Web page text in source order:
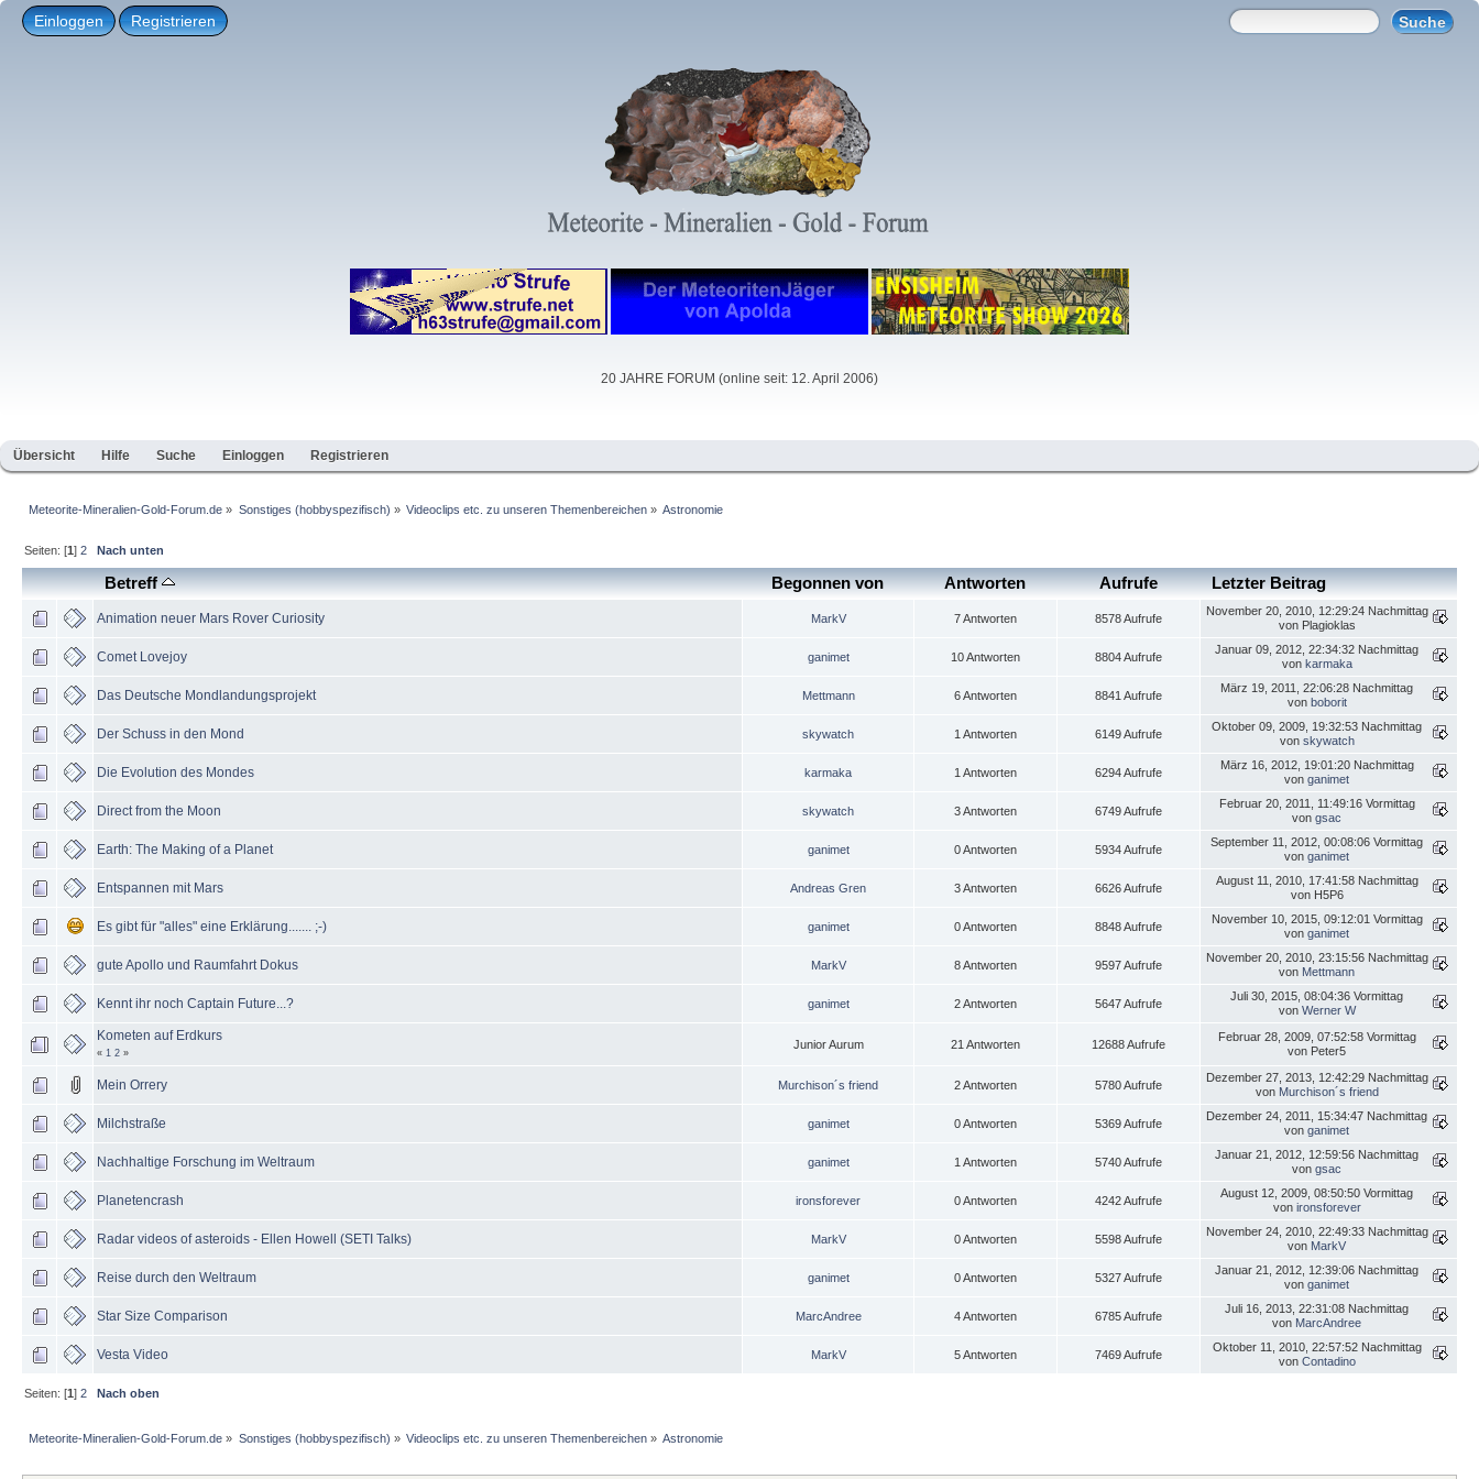
Einloggen Registrieren
20 JAHRE FORUM (online seit: 12. April 2006)
Übersicht Hilfe Suche Einloggen Registrieren
Meteorite-Mineralien-Gold-Forum.de » Sonstiges (hobbyspezifisch) » Videoclips etc. zu unseren Themenbereichen» Astronomie
Seiten: [1]2 Nach unten
Betreff Begonnen von Antworten Aufrufe Letzter Beitrag
Animation neuer Mars Rover Curiosity MarkV 7 Antworten 8578 Aufrufe
November 20, 2010, 12:29:24 Nachmittag
von Plagioklas
Comet Lovejoy ganimet 10 Antworten 8804 Aufrufe
Januar 09, 2012, 22:34:32 Nachmittag
von karmaka
Das Deutsche Mondlandungsprojekt Mettmann 6 Antworten 8841 Aufrufe
März 19, 2011, 22:06:28 Nachmittag
von boborit
Der Schuss in den Mond skywatch 1 Antworten 6149 Aufrufe
Oktober 09, 2009, 19:32:53 Nachmittag
von skywatch
Die Evolution des Mondes karmaka 1 Antworten 6294 Aufrufe
März 16, 2012, 19:01:20 Nachmittag
von ganimet
Direct from the Moon skywatch 3 Antworten 6749 Aufrufe
Februar 20, 2011, 11:49:16 Vormittag
von gsac
Earth: The Making of a Planet ganimet 0 Antworten 5934 Aufrufe
September 11, 2012, 00:08:06 Vormittag
von ganimet
Entspannen mit Mars Andreas Gren 3 Antworten 6626 Aufrufe
August 11, 2010, 17:41:58 Nachmittag
von H5P6
Es gibt für "alles" eine Erklärung....... ;-) ganimet 0 Antworten 8848 Aufrufe
November 10, 2015, 09:12:01 Vormittag
von ganimet
gute Apollo und Raumfahrt Dokus MarkV 8 Antworten 9597 Aufrufe
November 20, 2010, 23:15:56 Nachmittag
von Mettmann
Kennt ihr noch Captain Future...? ganimet 2 Antworten 5647 Aufrufe
Juli 30, 2015, 08:04:36 Vormittag
von Werner W
Kometen auf Erdkurs
« 1 2 »
Junior Aurum 21 Antworten 12688 Aufrufe
Februar 28, 2009, 07:52:58 Vormittag
von Peter5
Mein Orrery Murchison´s friend 2 Antworten 5780 Aufrufe
Dezember 27, 2013, 12:42:29 Nachmittag
von Murchison´s friend
Milchstraße ganimet 0 Antworten 5369 Aufrufe
Dezember 24, 2011, 15:34:47 Nachmittag
von ganimet
Nachhaltige Forschung im Weltraum ganimet 1 Antworten 5740 Aufrufe
Januar 21, 2012, 12:59:56 Nachmittag
von gsac
Planetencrash ironsforever 0 Antworten 4242 Aufrufe
August 12, 2009, 08:50:50 Vormittag
von ironsforever
Radar videos of asteroids - Ellen Howell (SETI Talks) MarkV 0 Antworten 5598 Aufrufe
November 24, 2010, 22:49:33 Nachmittag
von MarkV
Reise durch den Weltraum ganimet 0 Antworten 5327 Aufrufe
Januar 21, 2012, 12:39:06 Nachmittag
von ganimet
Star Size Comparison MarcAndree 4 Antworten 6785 Aufrufe
Juli 16, 2013, 22:31:08 Nachmittag
von MarcAndree
Vesta Video MarkV 5 Antworten 7469 Aufrufe
Oktober 11, 2010, 22:57:52 Nachmittag
von Contadino
Seiten: [1]2 Nach oben
Meteorite-Mineralien-Gold-Forum.de » Sonstiges (hobbyspezifisch) » Videoclips etc. zu unseren Themenbereichen» Astronomie